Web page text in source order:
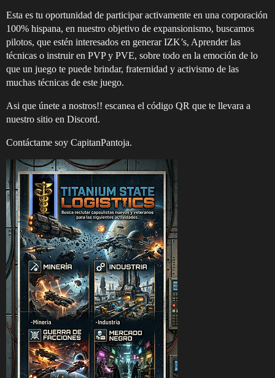
Esta es tu oportunidad de participar activamente en una corporación
100% hispana, en nuestro objetivo de expansionismo, buscamos
pilotos, que estén interesados en generar IZK’s, Aprender las
técnicas o instruir en PVP y PVE, sobre todo en la emoción de lo
que un juego te puede brindar, fraternidad y activismo de las
muchas técnicas de este juego.
Asi que únete a nostros!! escanea el código QR que te llevara a
nuestro sitio en Discord.
Contáctame soy CapitanPantoja.